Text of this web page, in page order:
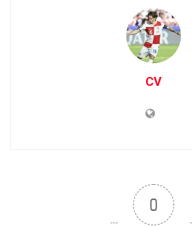
CV
0